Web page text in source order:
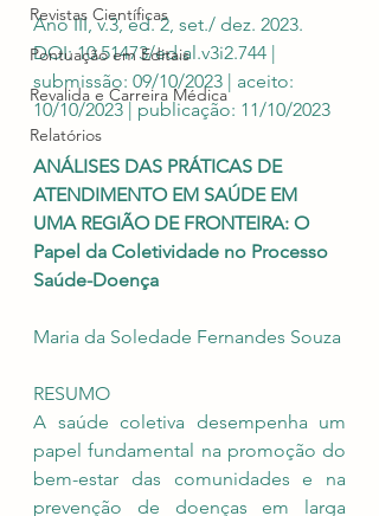
Revistas Científicas
Pontuação em Editais
Revalida e Carreira Médica
Relatórios
Ano III, v.3, ed. 2, set./ dez. 2023.
DOI: 10.51473/ed.al.v3i2.744 |
submissão: 09/10/2023 | aceito:
10/10/2023 | publicação: 11/10/2023
ANÁLISES DAS PRÁTICAS DE
ATENDIMENTO EM SAÚDE EM
UMA REGIÃO DE FRONTEIRA: O
Papel da Coletividade no Processo
Saúde-Doença
Maria da Soledade Fernandes Souza
RESUMO
A saúde coletiva desempenha um
papel fundamental na promoção do
bem-estar das comunidades e na
prevenção de doenças em larga